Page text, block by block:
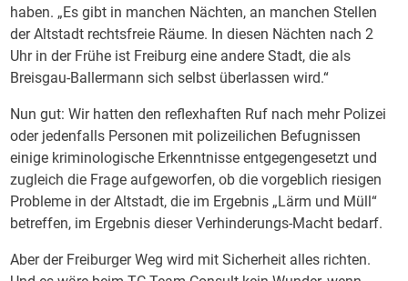
haben. „Es gibt in manchen Nächten, an manchen Stellen
der Altstadt rechtsfreie Räume. In diesen Nächten nach 2
Uhr in der Frühe ist Freiburg eine andere Stadt, die als
Breisgau-Ballermann sich selbst überlassen wird.“
Nun gut: Wir hatten den reflexhaften Ruf nach mehr Polizei
oder jedenfalls Personen mit polizeilichen Befugnissen
einige kriminologische Erkenntnisse entgegengesetzt und
zugleich die Frage aufgeworfen, ob die vorgeblich riesigen
Probleme in der Altstadt, die im Ergebnis „Lärm und Müll“
betreffen, im Ergebnis dieser Verhinderungs-Macht bedarf.
Aber der Freiburger Weg wird mit Sicherheit alles richten.